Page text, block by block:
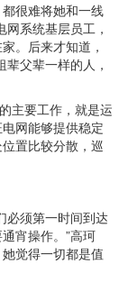
很难将她和一线
系统基层员工，
。后来才知道，
父辈一样的人，
主要工作，就是运
网能够提供稳定
置比较分散，巡
须第一时间到达
宵操作。”高珂
觉得一切都是值